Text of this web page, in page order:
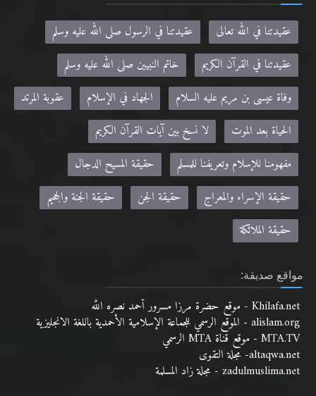
عقيدتنا في الله تعالى
عقيدتنا في الرسول صلى الله عليه وسلم
عقيدتنا في القرآن الكريم
خاتم النبيين صلى الله عليه وسلم
وفاة عيسى بن مريم عليه السلام
الجهاد في الإسلام
عقوبة المرتد
الحياة بعد الموت
لا نسخ بين آيات القرآن الكريم
مفهومنا للإسلام وتعريفنا للمسلم
حقيقة المسيح الدجال
حقيقة الإسراء والمعراج
حقيقة الجن
حقيقة الجنة والجحيم
حقيقة الملائكة
مواقع صديقة:
Khilafa.net - موقع حضرة مرزا مسرور أحمد نصره الله
alislam.org - الموقع الرسمي للجماعة الإسلامية الأحمدية باللغة الانجليزية
MTA.TV - موقع قناة MTA الرسمي
altaqwa.net- مجلة التقوى
zadulmuslima.net - مجلة زاد المسلمة